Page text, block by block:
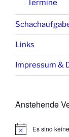
Termine
Links
Impressum &
Anstehende
H
Es sind